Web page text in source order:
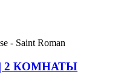
- Saint Roman
2 КОМНАТЫ